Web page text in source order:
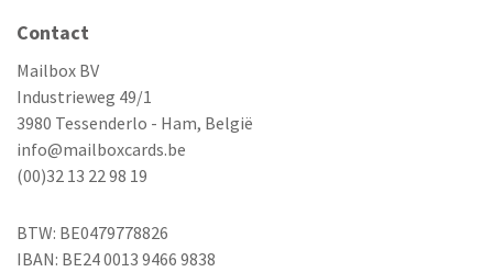
Contact
Mailbox BV
Industrieweg 49/1
3980 Tessenderlo - Ham, België
info@mailboxcards.be
(00)32 13 22 98 19
BTW: BE0479778826
IBAN: BE24 0013 9466 9838